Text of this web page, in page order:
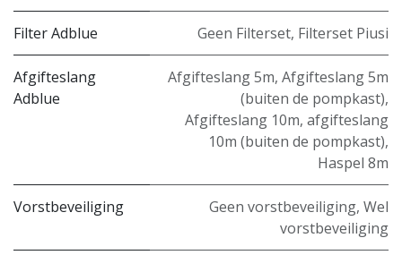
Filter Adblue Geen Filterset, Filterset Piusi
Afgifteslang
Adblue
Afgifteslang 5m, Afgifteslang 5m
(buiten de pompkast),
Afgifteslang 10m, afgifteslang
10m (buiten de pompkast),
Haspel 8m
Vorstbeveiliging Geen vorstbeveiliging, Wel
vorstbeveiliging